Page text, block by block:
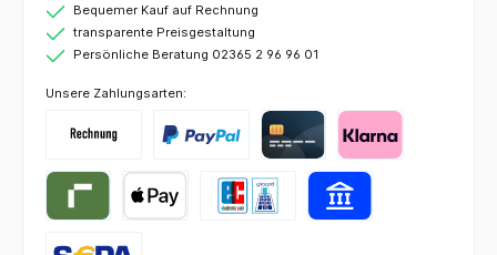
Bequemer Kauf auf Rechnung
transparente Preisgestaltung
Persönliche Beratung 02365 2 96 96 01
Unsere Zahlungsarten: